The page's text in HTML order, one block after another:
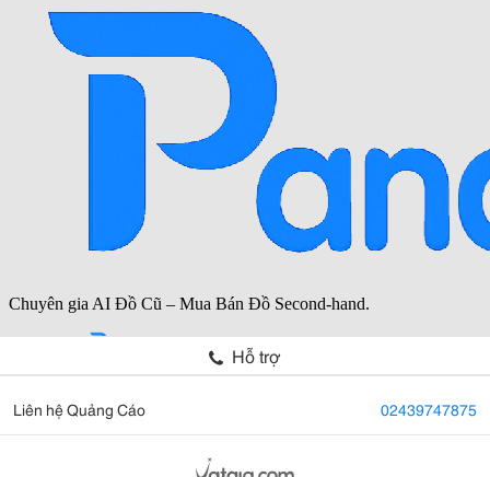
Hỗ trợ
Liên hệ Quảng Cáo 02439747875